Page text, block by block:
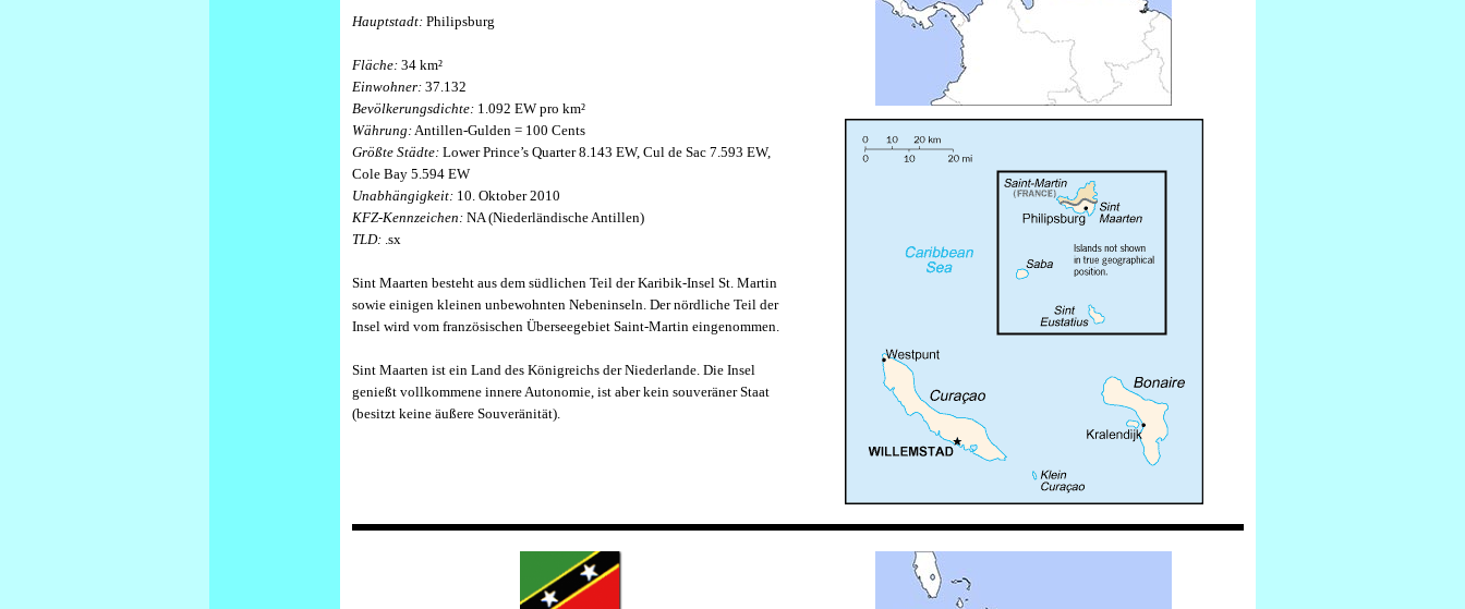
Hauptstadt: Philipsburg
Fläche: 34 km²
Einwohner: 37.132
Bevölkerungsdichte: 1.092 EW pro km²
Währung: Antillen-Gulden = 100 Cents
Größte Städte: Lower Prince’s Quarter 8.143 EW, Cul de Sac 7.593 EW,
Cole Bay 5.594 EW
Unabhängigkeit: 10. Oktober 2010
KFZ-Kennzeichen: NA (Niederländische Antillen)
TLD: .sx
Sint Maarten besteht aus dem südlichen Teil der Karibik-Insel St. Martin
sowie einigen kleinen unbewohnten Nebeninseln. Der nördliche Teil der
Insel wird vom französischen Überseegebiet Saint-Martin eingenommen.
Sint Maarten ist ein Land des Königreichs der Niederlande. Die Insel
genießt vollkommene innere Autonomie, ist aber kein souveräner Staat
(besitzt keine äußere Souveränität).